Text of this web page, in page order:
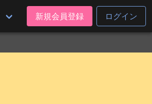
新規会員登録 ログイン